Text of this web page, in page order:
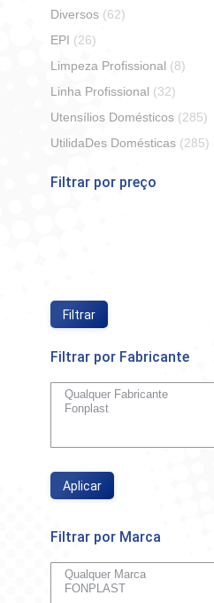
Diversos (62)
EPI (26)
Limpeza Profissional (8)
Linha Profissional (32)
Utensílios Domésticos (285)
UtilidaDes Domésticas (285)
Filtrar por preço
Filtrar
Filtrar por Fabricante
Aplicar
Filtrar por Marca